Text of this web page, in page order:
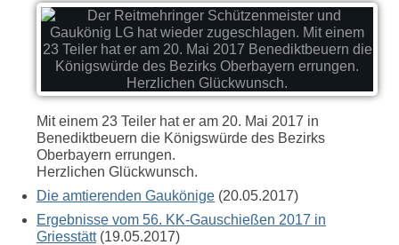
Mit einem 23 Teiler hat er am 20. Mai 2017 in
Benediktbeuern die Königswürde des Bezirks
Oberbayern errungen.
Herzlichen Glückwunsch.
Die amtierenden Gaukönige (20.05.2017)
Ergebnisse vom 56. KK-Gauschießen 2017 in
Griesstätt (19.05.2017)